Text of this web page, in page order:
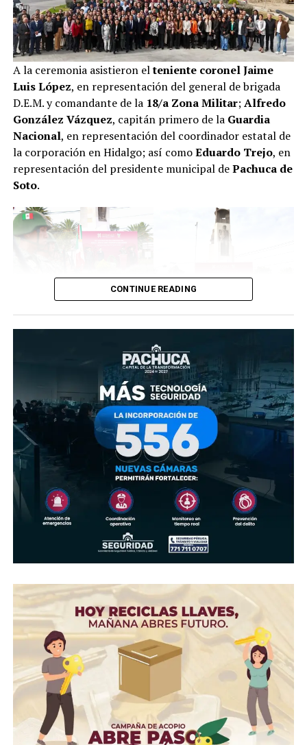
A la ceremonia asistieron elteniente coronel Jaime
Luis López, en representación del general de brigada
D.E.M. y comandante de la 18/a Zona Militar;Alfredo
González Vázquez, capitán primero de la Guardia
Nacional, en representación del coordinador estatal de
la corporación en Hidalgo; así comoEduardo Trejo, en
representación del presidente municipal dePachuca de
Soto.
CONTINUE READING